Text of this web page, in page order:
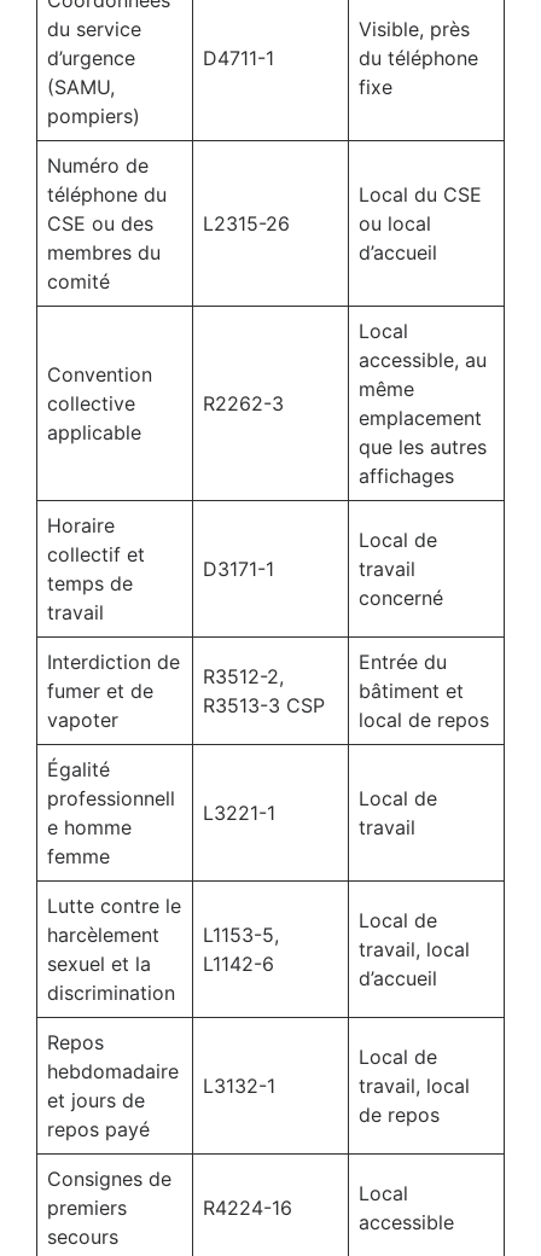
du service
d’urgence
(SAMU,
pompiers)
D4711-1
Visible, près
du téléphone
fixe
Numéro de
téléphone du
CSE ou des
membres du
comité
L2315-26
Local du CSE
ou local
d’accueil
Convention
collective
applicable
R2262-3
Local
accessible, au
même
emplacement
que les autres
affichages
Horaire
collectif et
temps de
travail
D3171-1
Local de
travail
concerné
Interdiction de
fumer et de
vapoter
R3512-2,
R3513-3 CSP
Entrée du
bâtiment et
local de repos
Égalité
professionnell
e homme
femme
L3221-1
Local de
travail
Lutte contre le
harcèlement
sexuel et la
discrimination
L1153-5,
L1142-6
Local de
travail, local
d’accueil
Repos
hebdomadaire
et jours de
repos payé
L3132-1
Local de
travail, local
de repos
Consignes de
premiers
secours
R4224-16
Local
accessible